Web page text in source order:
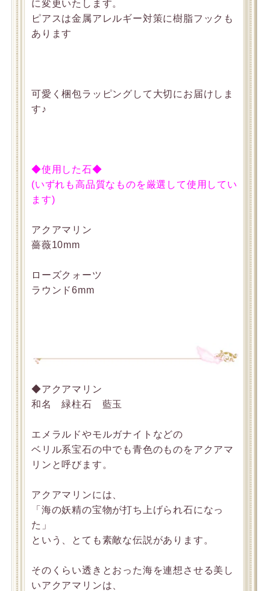
に変更いたします。
ピアスは金属アレルギー対策に樹脂フックも
あります
可愛く梱包ラッピングして大切にお届けしま
す♪
◆使用した石◆
(いずれも高品質なものを厳選して使用してい
ます)
アクアマリン
薔薇10mm
ローズクォーツ
ラウンド6mm
◆アクアマリン
和名 緑柱石 藍玉
エメラルドやモルガナイトなどの
ベリル系宝石の中でも青色のものをアクアマ
リンと呼びます。
アクアマリンには、
「海の妖精の宝物が打ち上げられ石になっ
た」
という、とても素敵な伝説があります。
そのくらい透きとおった海を連想させる美し
いアクアマリンは、